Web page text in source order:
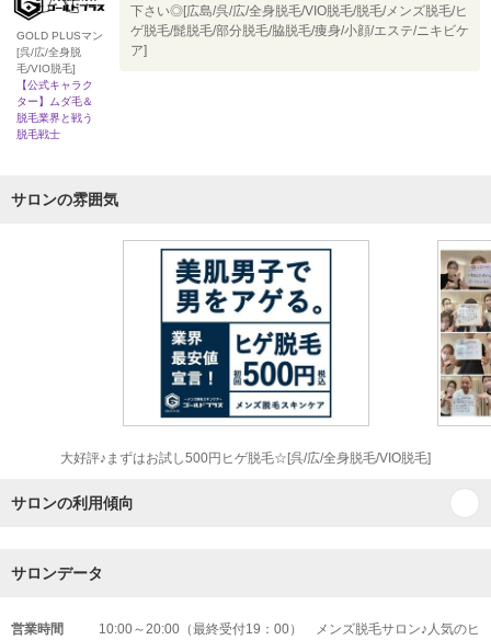
GOLD PLUSマン
[呉/広/全身脱
毛/VIO脱毛]
【公式キャラク
ター】ムダ毛＆
脱毛業界と戦う
脱毛戦士
下さい◎[広島/呉/広/全身脱毛/VIO脱毛/脱毛/メンズ脱毛/ヒ
ゲ脱毛/髭脱毛/部分脱毛/脇脱毛/痩身/小顔/エステ/ニキビケ
ア]
サロンの雰囲気
大好評♪まずはお試し500円ヒゲ脱毛☆[呉/広/全身脱毛/VIO脱毛]
サロンの利用傾向
サロンデータ
営業時間
10:00～20:00（最終受付19：00） メンズ脱毛サロン♪人気のヒ